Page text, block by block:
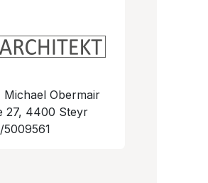
Obermair
27, 4400 Steyr